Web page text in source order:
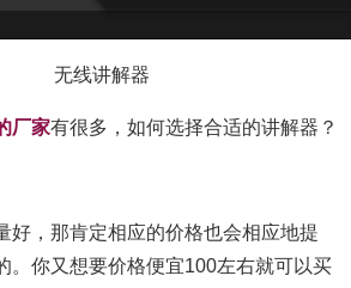
无线讲解器
厂家有很多，如何选择合适的讲解器？
好，那肯定相应的价格也会相应地提
。你又想要价格便宜100左右就可以买